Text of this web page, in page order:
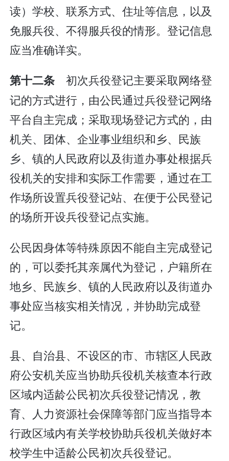
读）学校、联系方式、住址等信息，以及
免服兵役、不得服兵役的情形。登记信息
应当准确详实。
第十二条初次兵役登记主要采取网络登
记的方式进行，由公民通过兵役登记网络
平台自主完成；采取现场登记方式的，由
机关、团体、企业事业组织和乡、民族
乡、镇的人民政府以及街道办事处根据兵
役机关的安排和实际工作需要，通过在工
作场所设置兵役登记站、在便于公民登记
的场所开设兵役登记点实施。
公民因身体等特殊原因不能自主完成登记
的，可以委托其亲属代为登记，户籍所在
地乡、民族乡、镇的人民政府以及街道办
事处应当核实相关情况，并协助完成登
记。
县、自治县、不设区的市、市辖区人民政
府公安机关应当协助兵役机关核查本行政
区域内适龄公民初次兵役登记情况，教
育、人力资源社会保障等部门应当指导本
行政区域内有关学校协助兵役机关做好本
校学生中适龄公民初次兵役登记。